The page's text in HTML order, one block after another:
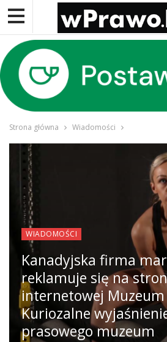
Strona główna Wiadomości
WIADOMOŚCI
Kanadyjska firma
reklamuje się na
internetowej
Kuriozalne
prasowego muzeum